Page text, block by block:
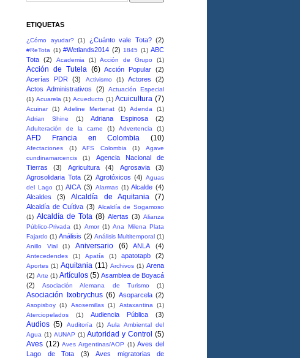
ETIQUETAS
¿Cómo ayudar? (1) ¿Cuánto vale Tota? (2)
#ReTota (1) #Wetlands2014 (2) 1845 (1) ABC
Tota (2) Academia (1) Acción de Grupo (1)
Acción de Tutela (6) Acción Popular (2)
Acerías PDR
(3) Activismo (1) Actores
(2)
Actos Administrativos
(2)
Actuación Especial
(1) Acuarela (1) Acueducto (1) Acuicultura (7)
Acuinar (1) Adeline Mertenat (1) Adenda
(1)
Adrian Shine
(1) Adriana Espinosa (2)
Adulteración de la carne (1) Advertencia (1)
AFD Francia en Colombia (10)
Afectaciones (1) AFS Colombia (1)
Agave
cundinamarcencis
(1)
Agencia Nacional de
Tierras
(3) Agricultura (4) Agrosavia
(3)
Agrosolidaria Tota (2) Agrotóxicos (4) Aguas
del Lago (1) AICA (3) Alarmas (1) Alcalde (4)
Alcaldes
(3) Alcaldía de Aquitania (7)
Alcaldía de Cuítiva (3) Alcaldía de Sogamoso
(1) Alcaldía de Tota (8) Alertas (3) Alianza
Público-Privada (1) Amor (1) Ana Milena Plata
Fajardo (1) Análisis (2) Análisis Multitemporal (1)
Anillo Vial
(1) Aniversario (6) ANLA (4)
Antecedendes (1) Apatía (1) apatotapb (2)
Aportes (1) Aquitania (11) Archivos (1) Arena
(2) Arte (1) Artículos (5) Asamblea de Boyacá
(2)
Asociación Alemana de Turismo (1)
Asociación Ixobrychus (6) Asoparcela (2)
Asopisboy (1) Asosemillas (1) Astaxantina
(1)
Aterciopelados
(1) Audiencia Pública (3)
Audios (5) Auditoría (1) Aula Ambiental del
Agua (1) AUNAP (1) Autoridad y Control (5)
Aves (12) Aves Argentinas/AOP (1) Aves del
Lago de Tota
(3)
Aves migratorias de